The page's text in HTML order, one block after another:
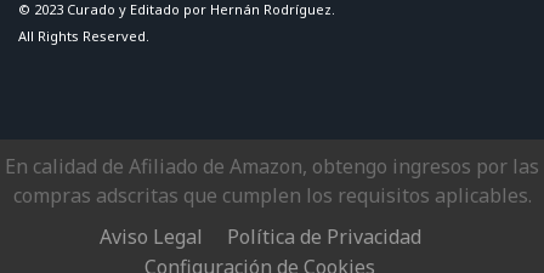
© 2023 Curado y Editado por Hernán Rodríguez.
All Rights Reserved.
En calidad de Afiliado de Amazon, obtengo ingresos por las
compras adscritas que cumplen los requisitos aplicables.
Aviso Legal
Política de Privacidad
Configuración de Cookies